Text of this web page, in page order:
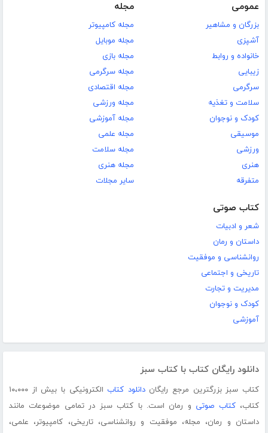
عمومی
بزرگان و مشاهیر
آشپزی
خانواده و روابط
زیبایی
سرگرمی
سلامت و تغذیه
کودک و نوجوان
موسیقی
ورزشی
هنری
متفرقه
مجله
مجله کامپیوتر
مجله موبایل
مجله بازی
مجله سرگرمی
مجله اقتصادی
مجله ورزشی
مجله آموزشی
مجله علمی
مجله سلامت
مجله هنری
سایر مجلات
کتاب صوتی
شعر و ادبیات
داستان و رمان
روانشناسی و موفقیت
تاریخی و اجتماعی
مدیریت و تجارت
کودک و نوجوان
آموزشی
دانلود رایگان کتاب با کتاب سبز
کتاب سبز بزرگترین مرجع رایگاندانلود کتاب
الکترونیکی با بیش از ۱۰،۰۰۰
کتاب،کتاب صوتی و رمان است. با کتاب سبز در تمامی موضوعات مانند
داستان و رمان، مجله، موفقیت و روانشناسی، تاریخی، کامپیوتر، علمی،